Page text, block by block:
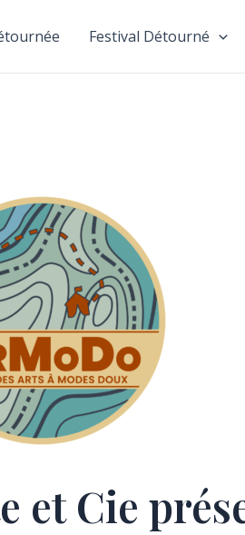
Festival Détourné
et Cie